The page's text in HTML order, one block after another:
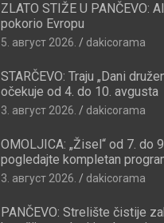
ZLATO STIŽE U PANČEVO:
pokorio Evropu
5. август 2026. dakicorama
STARČEVO: Traju „Dani
očekuje od 4. do 10. avgusta
3. август 2026. dakicorama
OMOLJICA: „Žisel“ od 7. do
pogledajte kompletan
3. август 2026. dakicorama
PANČEVO: Strelište čistije